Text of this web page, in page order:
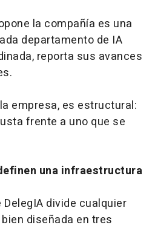
la compañía es una
departamento de IA
reporta sus avances
empresa, es estructural:
frente a uno que se
una infraestructura
divide cualquier
diseñada en tres